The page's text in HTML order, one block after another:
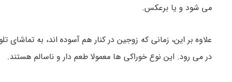
می شود و یا برعکس.
علاوه بر این، زمانی که زوجین در کنار هم آسوده اند، به
در می رود. این نوع خوراکی ها معمولا طعم دار و ناسالم هستند.